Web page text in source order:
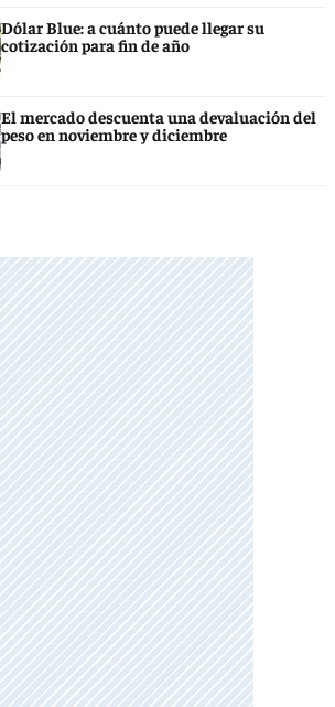
Dólar Blue: a cuánto puede llegar su
cotización para fin de año
El mercado descuenta una devaluación del
peso en noviembre y diciembre